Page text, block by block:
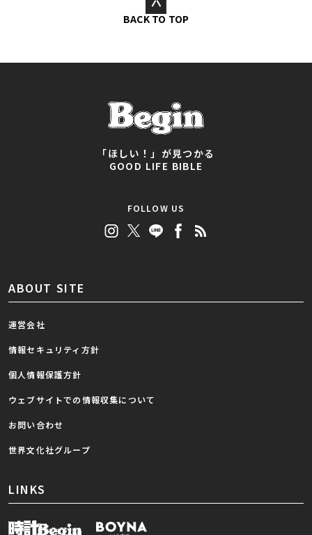
BACK TO TOP
「ほしい！」が見つかる
GOOD LIFE BIBLE
FOLLOW US
ABOUT SITE
運営会社
情報セキュリティ方針
個人情報保護方針
ウェブサイトでの情報収集について
お問い合わせ
世界文化社グループ
LINKS